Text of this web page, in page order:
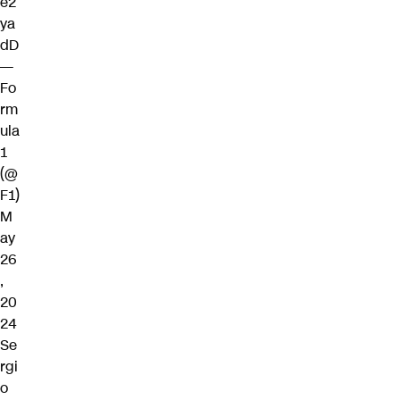
ya
dD
—
Fo
rm
ula
1
(@
F1)
M
ay
26
,
20
24
Se
rgi
o